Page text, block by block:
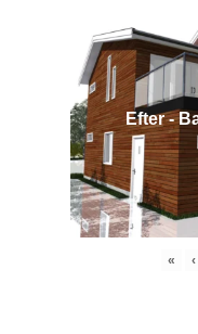
Efter -
« ‹